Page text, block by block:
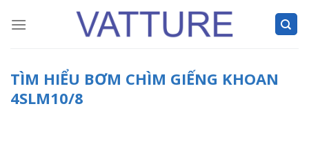
TÌM HIỂU BƠM CHÌM GIẾNG KHOAN
4SLM10/8